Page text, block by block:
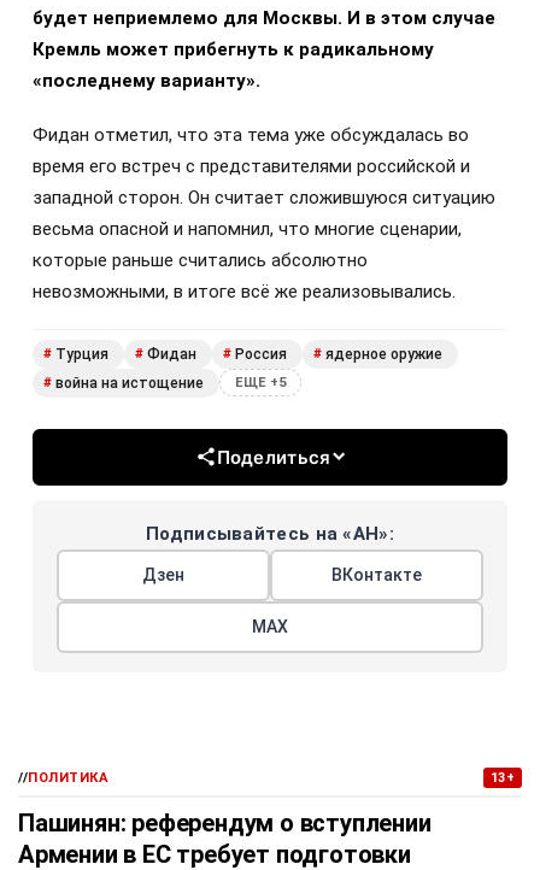
будет неприемлемо для Москвы. И в этом случае
Кремль может прибегнуть к радикальному
«последнему варианту».
Фидан отметил, что эта тема уже обсуждалась во
время его встреч с представителями российской и
западной сторон. Он считает сложившуюся ситуацию
весьма опасной и напомнил, что многие сценарии,
которые раньше считались абсолютно
невозможными, в итоге всё же реализовывались.
# Турция # Фидан # Россия # ядерное оружие
# война на истощение ЕЩЕ +5
Поделиться
Подписывайтесь на «АН»:
Дзен ВКонтакте
МАХ
//ПОЛИТИКА 13+
Пашинян: референдум о вступлении
Армении в ЕС требует подготовки